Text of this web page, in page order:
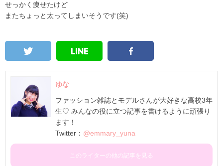
せっかく痩せたけど
またちょっと太ってしまいそうです(笑)
ゆな
ファッション雑誌とモデルさんが大好きな高校3年
生♡ みんなの役に立つ記事を書けるように頑張り
ます！
Twitter： @emmary_yuna
このライターの他の記事を見る